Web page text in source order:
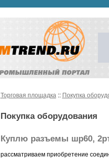
Торговая площадка:: Покупка
Покупка оборудования
Куплю разъемы шр60,
рассматриваем приобретение